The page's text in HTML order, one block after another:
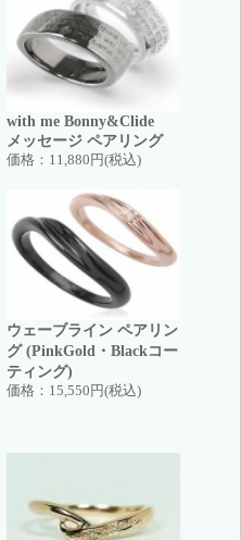
with me Bonny&Clide
メッセージ ペアリング
価格： 11,880円(税込)
ウェーブライン ペアリン
グ (PinkGold・Blackコー
ティング)
価格： 15,550円(税込)